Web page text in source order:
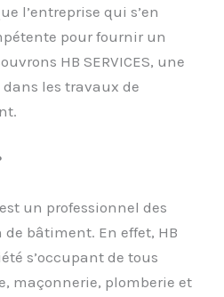
l’entreprise qui s’en
pour fournir un
HB SERVICES, une
les travaux de
est un professionnel des
bâtiment. En effet, HB
s’occupant de tous
maçonnerie, plomberie et